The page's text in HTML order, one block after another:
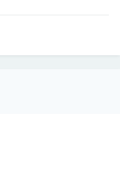
в межсетевом